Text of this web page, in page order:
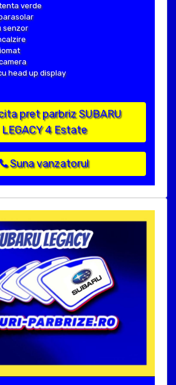
verde
senzor
head up display
pret parbriz SUBARU
LEGACY 4 Estate
Suna vanzatorul